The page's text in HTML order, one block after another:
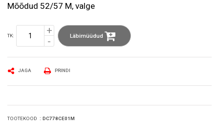
Mõõdud 52/57 M, valge
TK: Läbimüüdud
JAGA PRINDI
TOOTEKOOD : DC778CE01M